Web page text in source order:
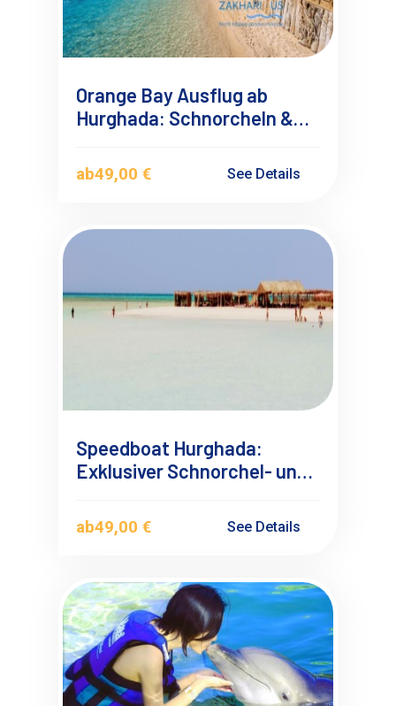
Orange Bay Ausflug ab
Hurghada: Schnorcheln &
ab49,00 € See Details
Speedboat Hurghada:
Exklusiver Schnorchel- und
ab49,00 € See Details